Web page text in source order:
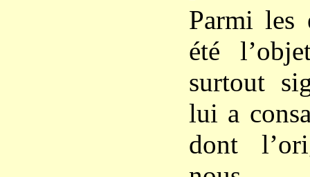
Parmi les
été
surtout
lui a
dont